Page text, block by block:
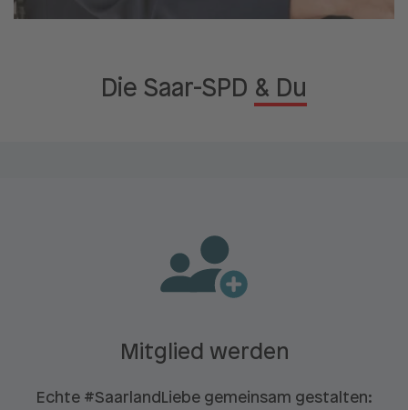
Die Saar-SPD & Du
Mitglied werden
Echte #SaarlandLiebe gemeinsam gestalten: